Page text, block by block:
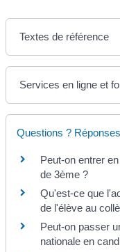
Textes de référence
Services en ligne et
Questions ?
Peut-on entrer
de 3ème ?
Qu'est-ce que
de l'élève au
Peut-on passer
nationale en